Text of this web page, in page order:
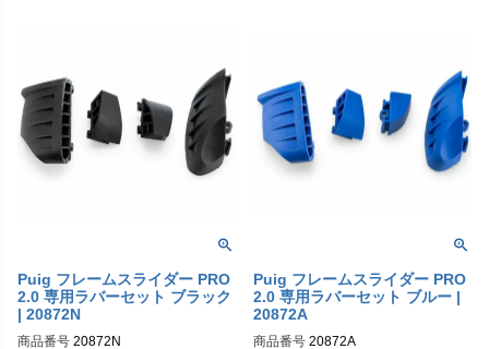
Puig フレームスライダー PRO
2.0 専用ラバーセット ブラック
| 20872N
商品番号 20872N
Puig フレームスライダー PRO
2.0 専用ラバーセット ブルー |
20872A
商品番号 20872A